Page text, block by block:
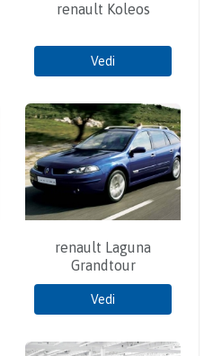
renault Koleos
Vedi
renault Laguna
Grandtour
Vedi